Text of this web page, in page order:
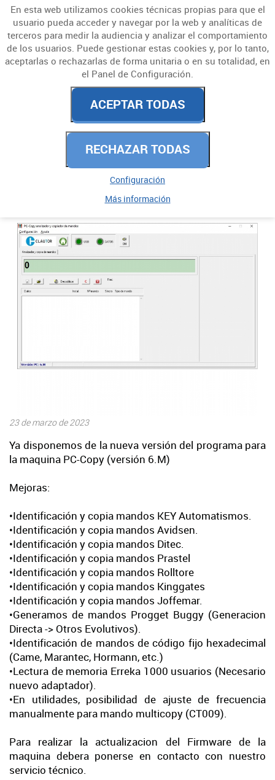
NUESTRO BLOG
ENTRADAS
Noviembre
Marzo
2022
2019
NUEVA ACTUALIZACION MAQUINA PC-COPY
23 de marzo de 2023
Ya disponemos de la nueva versión del programa para
la maquina PC-Copy (versión 6.M)
Mejoras:
•Identificación y copia mandos KEY Automatismos.
•Identificación y copia mandos Avidsen.
•Identificación y copia mandos Ditec.
•Identificación y copia mandos Prastel
•Identificación y copia mandos Rolltore
•Identificación y copia mandos Kinggates
•Identificación y copia mandos Joffemar.
•Generamos de mandos Progget Buggy (Generacion
Directa -> Otros Evolutivos).
•Identificación de mandos de código fijo hexadecimal
(Came, Marantec, Hormann, etc.)
•Lectura de memoria Erreka 1000 usuarios (Necesario
nuevo adaptador).
•En utilidades, posibilidad de ajuste de frecuencia
manualmente para mando multicopy (CT009).
Para realizar la actualizacion del Firmware de la
maquina debera ponerse en contacto con nuestro
servicio técnico.
En esta web utilizamos cookies técnicas propias para que el
usuario pueda acceder y navegar por la web y analíticas de
terceros para medir la audiencia y analizar el comportamiento
de los usuarios. Puede gestionar estas cookies y, por lo tanto,
aceptarlas o rechazarlas de forma unitaria o en su totalidad, en
el Panel de Configuración.
ACEPTAR TODAS
RECHAZAR TODAS
Configuración
Más información